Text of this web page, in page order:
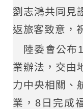
劉志鴻共同見
返旅客致意，
陸委會公布
業辦法，交由
力中央相關、
業，8日完成